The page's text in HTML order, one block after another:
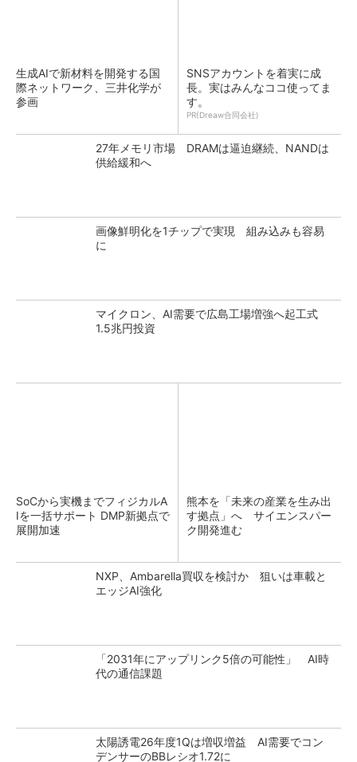
生成AIで新材料を開発する国
際ネットワーク、三井化学が
参画
SNSアカウントを着実に成
長。実はみんなココ使ってま
す。
PR(Dreaw合同会社)
27年メモリ市場 DRAMは逼迫継続、NANDは
供給緩和へ
画像鮮明化を1チップで実現 組み込みも容易
に
マイクロン、AI需要で広島工場増強へ起工式
1.5兆円投資
SoCから実機までフィジカルA
Iを一括サポート DMP新拠点で
展開加速
熊本を「未来の産業を生み出
す拠点」へ サイエンスパー
ク開発進む
NXP、Ambarella買収を検討か 狙いは車載と
エッジAI強化
「2031年にアップリンク5倍の可能性」 AI時
代の通信課題
太陽誘電26年度1Qは増収増益 AI需要でコン
デンサーのBBレシオ1.72に